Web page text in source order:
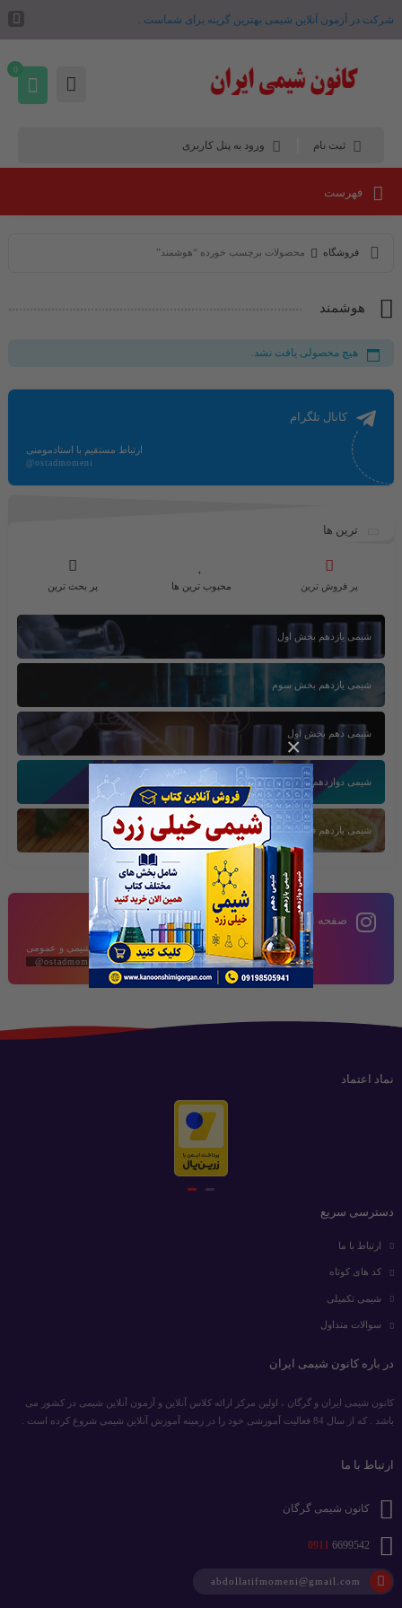
×
شرکت در آزمون آنلاین شیمی بهترین گزینه برای شماست .
ثبت نام ورود به پنل کاربری
0
فهرست
فروشگاه محصولات برچسب خورده “هوشمند”
هوشمند
هیچ محصولی یافت نشد.
کانال تلگرام
ارتباط مستقیم با استادمومنی
@ostadmomeni
ترین ها
پر فروش ترین محبوب ترین ها پر بحث ترین
شیمی یازدهم بخش اول
شیمی یازدهم بخش سوم
شیمی دهم بخش اول
شیمی دوازدهم بخش سوم
شیمی یازدهم فصل دوم
صفحه اینستاگرام
محتوای آموزشی شیمی و عمومی
@ostadmomeni2020
نماد اعتماد
دسترسی سریع
ارتباط با ما
کد های کوتاه
شیمی تکمیلی
سوالات متداول
در باره کانون شیمی ایران
کانون شیمی ایران و گرگان ، اولین مرکز ارائه کلاس آنلاین و آزمون آنلاین شیمی در کشور می
باشد . که از سال 84 فعالیت آموزشی خود را در زمینه آموزش آنلاین شیمی شروع کرده است .
ارتباط با ما
کانون شیمی گرگان
0911 6699542
abdollatifmomeni@gmail.com